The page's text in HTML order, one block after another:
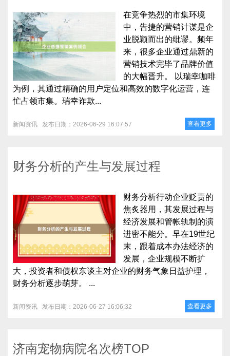
在竞争热烈的市集环境
中，告捷的营销计谋是企
业脱颖而出的纰谬。频年
来，很多企业通过鼎新的
营销技术完毕了品牌价值
的大幅晋升。 以瑞幸咖啡
为例，其通过精确的用户定位和高效的数字化运营，连
忙占领市集。瑞幸诈欺...
新闻资讯 发布日期：2026-06-29 16:07:57 查看更多
财务分析的产生与发展过程
财务分析行动企业贬责的
焦炙器用，其发展过程与
经济发展和管帐轨制的演
进密不能分。早在19世纪
末，跟着成本办法经济的
发展，企业规模不断扩
大，投资者和债权东谈主对企业的财务气象日益护理，
财务分析逐步萌芽。 ...
新闻资讯 发布日期：2026-06-27 16:06:32 查看更多
济南宠物病院名次榜TOP